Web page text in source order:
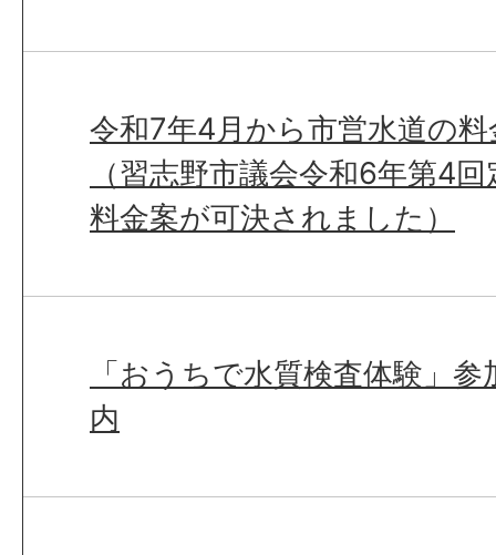
令和7年4月から市営水道の
（習志野市議会令和6年第4
料金案が可決されました）
「おうちで水質検査体験」
内